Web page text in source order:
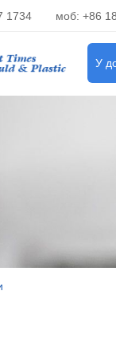
1734 моб: +86
У